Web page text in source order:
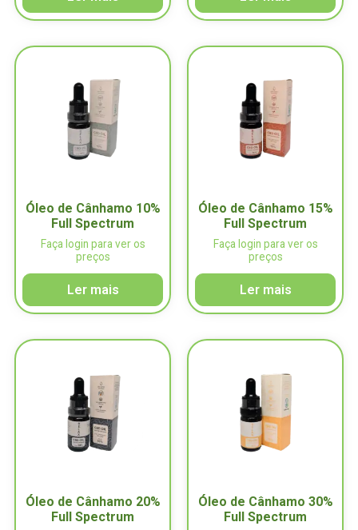
Óleo de Cânhamo 10%
Full Spectrum
Faça login para ver os
preços
Ler mais
Óleo de Cânhamo 15%
Full Spectrum
Faça login para ver os
preços
Ler mais
Óleo de Cânhamo 20%
Full Spectrum
Óleo de Cânhamo 30%
Full Spectrum